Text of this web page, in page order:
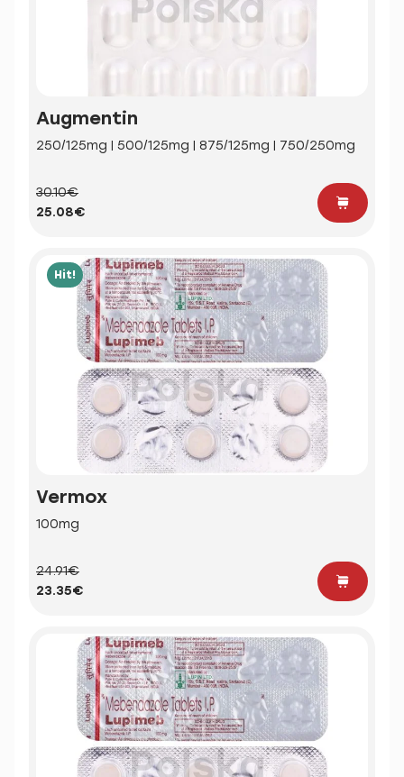
Augmentin
250/125mg | 500/125mg | 875/125mg | 750/250mg
30.10€
25.08€
Hit!
Vermox
100mg
24.91€
23.35€